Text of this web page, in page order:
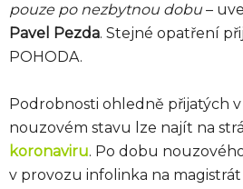
pouze po nezbytnou dobu –
Pavel Pezda. Stejné opatření
POHODA.
Podrobnosti ohledně přijatých
nouzovém stavu lze najít na
koronaviru. Po dobu
v provozu infolinka na magistrát